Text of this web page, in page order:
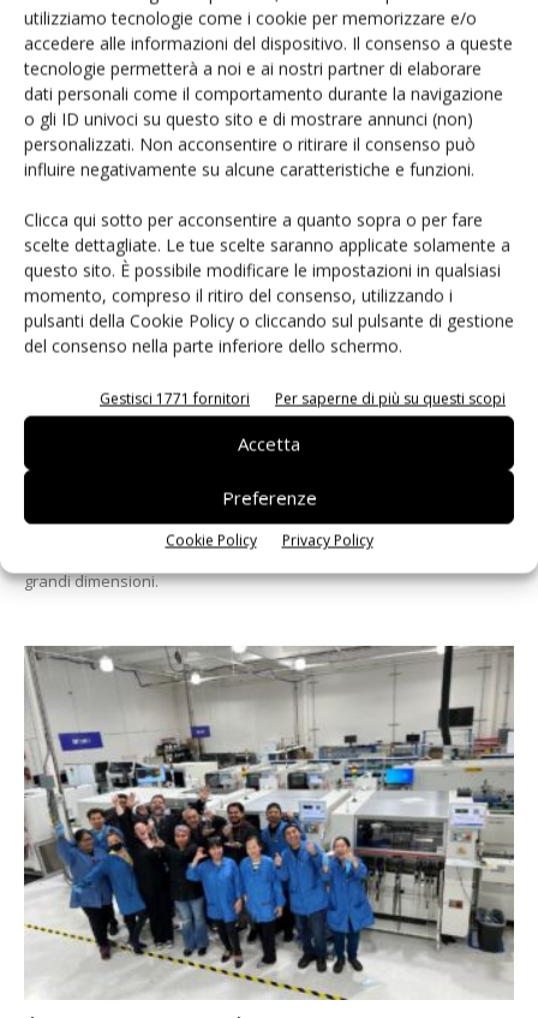
utilizziamo tecnologie come i cookie per memorizzare e/o
accedere alle informazioni del dispositivo. Il consenso a queste
tecnologie permetterà a noi e ai nostri partner di elaborare
dati personali come il comportamento durante la navigazione
o gli ID univoci su questo sito e di mostrare annunci (non)
personalizzati. Non acconsentire o ritirare il consenso può
influire negativamente su alcune caratteristiche e funzioni.
Clicca qui sotto per acconsentire a quanto sopra o per fare
scelte dettagliate. Le tue scelte saranno applicate solamente a
questo sito. È possibile modificare le impostazioni in qualsiasi
momento, compreso il ritiro del consenso, utilizzando i
pulsanti della Cookie Policy o cliccando sul pulsante di gestione
del consenso nella parte inferiore dello schermo.
Gestisci 1771 fornitori Per saperne di più su questi scopi
Accetta
Preferenze
Cookie Policy Privacy Policy
diverse, ottenendo una connessione sicura
Panasonic: nuovo modulo di montaggio NPM-GW
7 Gennaio 2025
Il nuovo modulo di montaggio NPM-GW migliora la capacità
produttiva, la flessibilità e la sostenibilità nella produzione di pcb di
grandi dimensioni.